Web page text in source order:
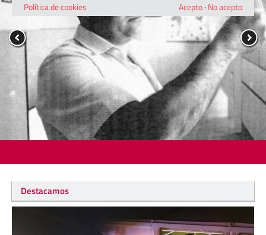
Destacamos
Política de cookies
Acepto· No acepto